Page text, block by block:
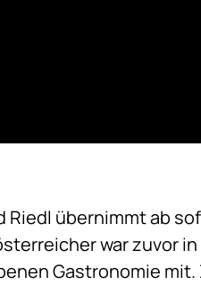
Riedl übernimmt ab
war zuvor
Gastronomie